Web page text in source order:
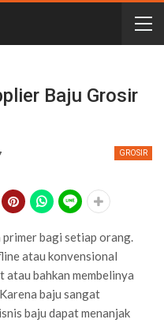
Baju Grosir
GROSIR
primer bagi setiap orang.
atau konvensional
atau bahkan membelinya
baju sangat
baju dapat menanjak